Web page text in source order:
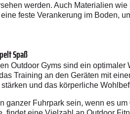
werden. Auch Materialien
feste Verankerung im Boden,
Spaß
Outdoor Gyms sind ein
Training an den Geräten mit
und das körperliche
ganzer Fuhrpark sein, wenn es